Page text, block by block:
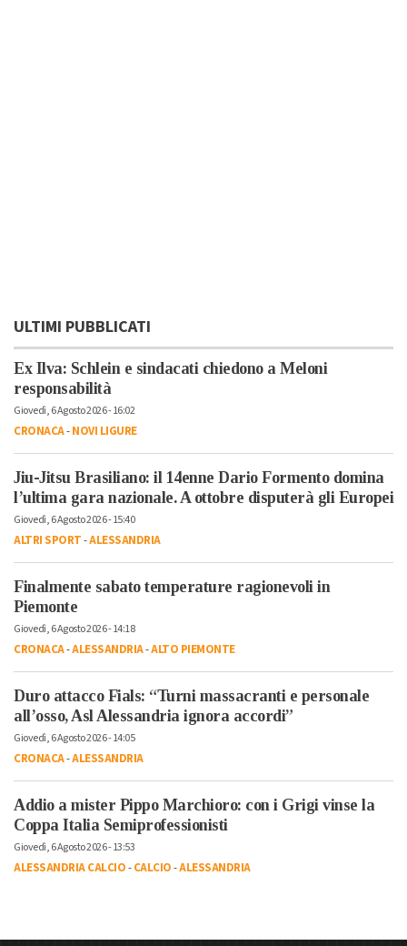
ULTIMI PUBBLICATI
Ex Ilva: Schlein e sindacati chiedono a Meloni
responsabilità
Giovedì, 6 Agosto 2026 - 16:02
CRONACA-NOVI LIGURE
Jiu-Jitsu Brasiliano: il 14enne Dario Formento domina
l’ultima gara nazionale. A ottobre disputerà gli Europei
Giovedì, 6 Agosto 2026 - 15:40
ALTRI SPORT-ALESSANDRIA
Finalmente sabato temperature ragionevoli in
Piemonte
Giovedì, 6 Agosto 2026 - 14:18
CRONACA-ALESSANDRIA-ALTO PIEMONTE
Duro attacco Fials: “Turni massacranti e personale
all’osso, Asl Alessandria ignora accordi”
Giovedì, 6 Agosto 2026 - 14:05
CRONACA-ALESSANDRIA
Addio a mister Pippo Marchioro: con i Grigi vinse la
Coppa Italia Semiprofessionisti
Giovedì, 6 Agosto 2026 - 13:53
ALESSANDRIA CALCIO-CALCIO-ALESSANDRIA